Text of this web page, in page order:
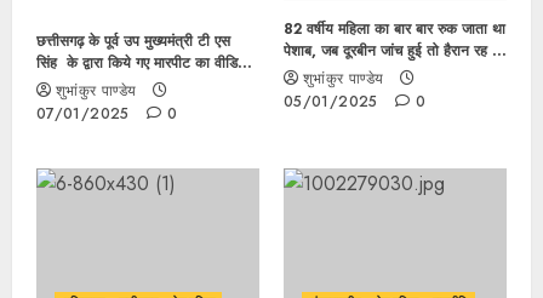
छत्तीसगढ़ के पूर्व उप मुख्यमंत्री टी एस
सिंह के द्वारा किये गए मारपीट का वीडियों
हो रहा जम कर वायरल
शुभांकुर पाण्डेय
07/01/2025
0
82 वर्षीय महिला का बार बार रुक जाता था
पेशाब, जब दूरबीन जांच हुई तो हैरान रह गए
चिकित्सक एवं स्टाफ फिर हुआ ये
शुभांकुर पाण्डेय
05/01/2025
0